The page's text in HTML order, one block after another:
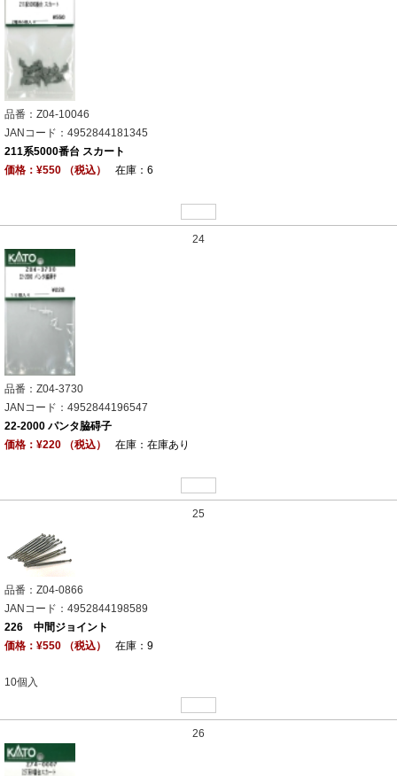
品番：Z04-10046
JANコード：4952844181345
211系5000番台 スカート
価格：¥550 （税込）
在庫：6
24
品番：Z04-3730
JANコード：4952844196547
22-2000 パンタ脇碍子
価格：¥220 （税込）
在庫：在庫あり
25
品番：Z04-0866
JANコード：4952844198589
226 中間ジョイント
価格：¥550 （税込）
在庫：9
10個入
26